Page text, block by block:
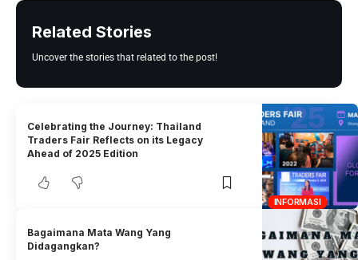
Related Stories
Uncover the stories that related to the post!
INFORMASI
Celebrating the Journey: Thailand
Traders Fair Reflects on its Legacy
Ahead of 2025 Edition
Bagaimana Mata Wang Yang
Didagangkan?